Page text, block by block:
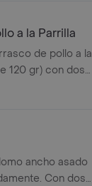
a la Parrilla
de pollo a la
120 gr) con dos
elección
ancho asado
Con dos